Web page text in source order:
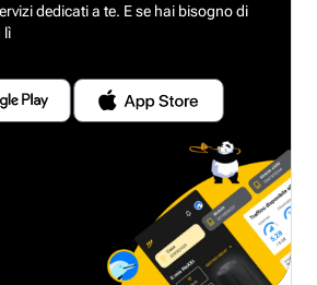
dedicati a te. E se hai bisogno di
lì